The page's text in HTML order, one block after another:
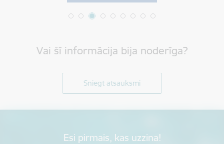
Vai šī informācija bija noderīga?
Sniegt atsauksmi
Esi pirmais, kas uzzina!